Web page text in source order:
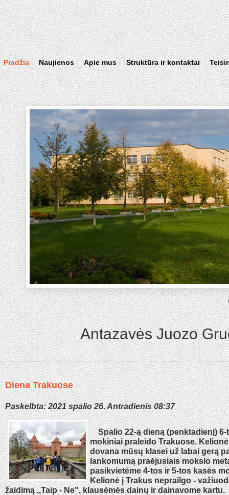
Pradžia Naujienos Apie mus Struktūra ir kontaktai
Antazavės Juozo
Diena Trakuose
Paskelbta: 2021 spalio 26, Antradienis 08:37
Spalio 22-ą dieną (penktadienį) 6-
mokiniai praleido Trakuose.
dovana mūsų klasei už labai gerą
lankomumą praėjusiais mokslo
pasikvietėme 4-tos ir 5-tos kasės
Kelionė į Trakus neprailgo -
žaidimą ,,Taip - Ne", klausėmės dainų ir dainavome kartu.